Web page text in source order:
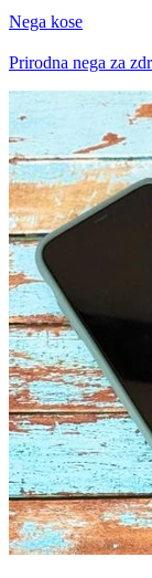
Nega kose
Prirodna nega za